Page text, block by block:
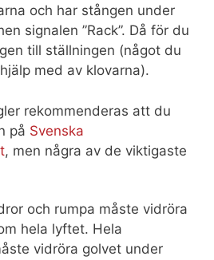
och har stången under
signalen ”Rack”. Då för du
till ställningen (något du
med av klovarna).
rekommenderas att du
på Svenska
, men några av de viktigaste
och rumpa måste vidröra
hela lyftet. Hela
vidröra golvet under